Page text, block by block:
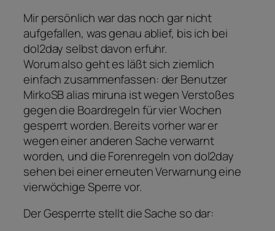
Mir persönlich war das noch gar nicht
aufgefallen, was genau ablief, bis ich bei
dol2day selbst davon erfuhr.
Worum also geht es läßt sich ziemlich
einfach zusammenfassen: der Benutzer
MirkoSB alias miruna ist wegen Verstoßes
gegen die Boardregeln für vier Wochen
gesperrt worden. Bereits vorher war er
wegen einer anderen Sache verwarnt
worden, und die Forenregeln von dol2day
sehen bei einer erneuten Verwarnung eine
vierwöchige Sperre vor.
Der Gesperrte stellt die Sache so dar: